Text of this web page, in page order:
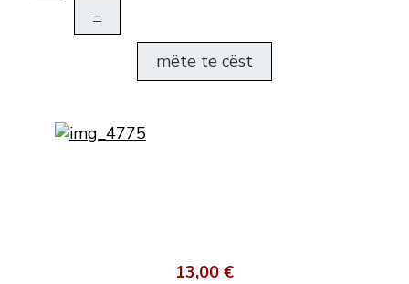
–
mëte te cëst
13,00 €